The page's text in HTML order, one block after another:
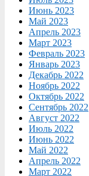
Июнь 2023
Май 2023
Апрель 2023
Март 2023
Февраль 2023
Январь 2023
Декабрь 2022
Ноябрь 2022
Октябрь 2022
Сентябрь 2022
Август 2022
Июль 2022
Июнь 2022
Май 2022
Апрель 2022
Март 2022